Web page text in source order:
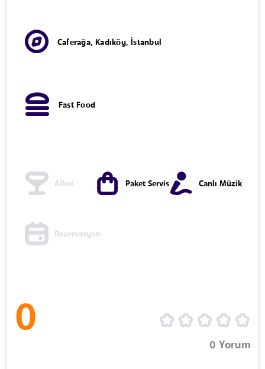
Caferağa, Kadıköy, İstanbul
Fast Food
Alkol Paket Servis Canlı Müzik
Rezervasyon
0
0 Yorum